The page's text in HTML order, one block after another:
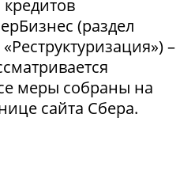
(раздел
–
меры собраны на
сайта Сбера.